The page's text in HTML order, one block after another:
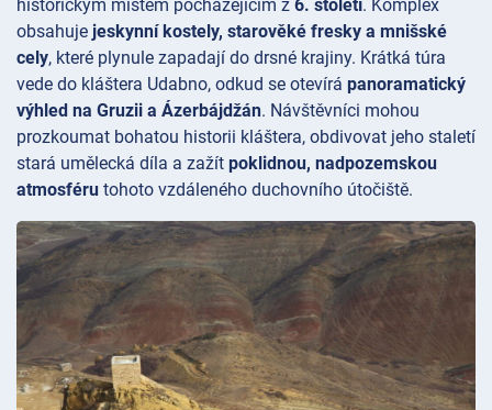
historickým místem pocházejícím z 6. století. Komplex
obsahuje jeskynní kostely, starověké fresky a mnišské
cely, které plynule zapadají do drsné krajiny. Krátká túra
vede do kláštera Udabno, odkud se otevírá panoramatický
výhled na Gruzii a Ázerbájdžán. Návštěvníci mohou
prozkoumat bohatou historii kláštera, obdivovat jeho staletí
stará umělecká díla a zažít poklidnou, nadpozemskou
atmosféru tohoto vzdáleného duchovního útočiště.